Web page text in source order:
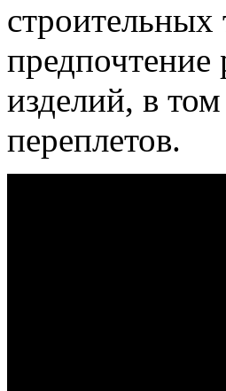
строительных
предпочтение
изделий, в
переплетов.